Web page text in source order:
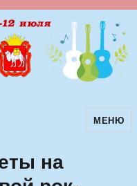
авторскойМЕНЮ
на